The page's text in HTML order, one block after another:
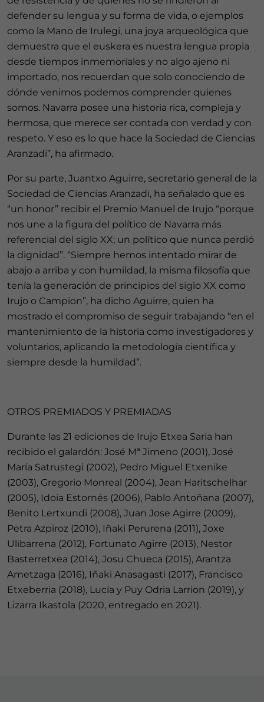
defender su lengua y su forma de vida, o ejemplos
como la Mano de Irulegi, una joya arqueológica que
demuestra que el euskera es nuestra lengua propia
desde tiempos inmemoriales y no algo ajeno ni
importado, nos recuerdan que solo conociendo de
dónde venimos podemos comprender quienes
somos. Navarra posee una historia rica, compleja y
hermosa, que merece ser contada con verdad y con
respeto. Y eso es lo que hace la Sociedad de Ciencias
Aranzadi”, ha afirmado.
Por su parte, Juantxo Aguirre, secretario general de la
Sociedad de Ciencias Aranzadi, ha señalado que es
“un honor” recibir el Premio Manuel de Irujo “porque
nos une a la figura del político de Navarra más
referencial del siglo XX; un político que nunca perdió
la dignidad”. “Siempre hemos intentado mirar de
abajo a arriba y con humildad, la misma filosofía que
tenía la generación de principios del siglo XX como
Irujo o Campion”, ha dicho Aguirre, quien ha
mostrado el compromiso de seguir trabajando “en el
mantenimiento de la historia como investigadores y
voluntarios, aplicando la metodología científica y
siempre desde la humildad”.
OTROS PREMIADOS Y PREMIADAS
Durante las 21 ediciones de Irujo Etxea Saria han
recibido el galardón: José Mª Jimeno (2001), José
María Satrustegi (2002), Pedro Miguel Etxenike
(2003), Gregorio Monreal (2004), Jean Haritschelhar
(2005), Idoia Estornés (2006), Pablo Antoñana (2007),
Benito Lertxundi (2008), Juan Jose Agirre (2009),
Petra Azpiroz (2010), Iñaki Perurena (2011), Joxe
Ulibarrena (2012), Fortunato Agirre (2013), Nestor
Basterretxea (2014), Josu Chueca (2015), Arantza
Ametzaga (2016), Iñaki Anasagasti (2017), Francisco
Etxeberria (2018), Lucía y Puy Odria Larrion (2019), y
Lizarra Ikastola (2020, entregado en 2021).